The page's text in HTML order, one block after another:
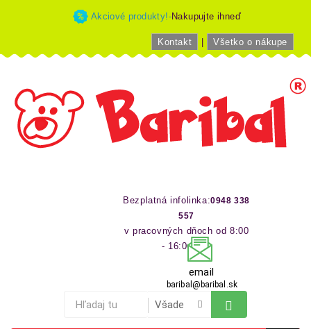
Akciové produkty!-Nakupujte ihneď
Kontakt Všetko o nákupe
Bezplatná infolinka:0948 338
557
v pracovných dňoch od 8:00
- 16:00 hod
email
baribal@baribal.sk